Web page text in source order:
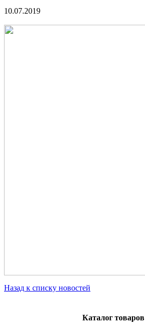
10.07.2019
Назад к списку новостей
Каталог товаров